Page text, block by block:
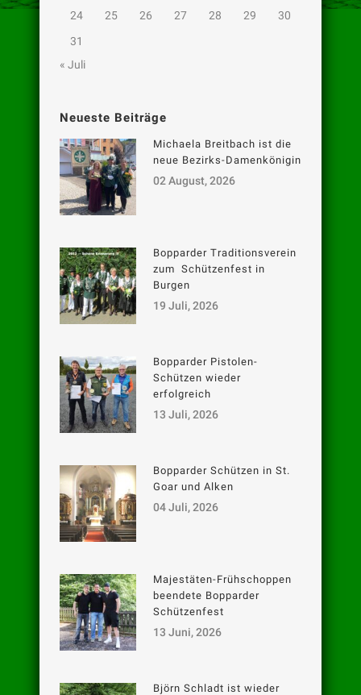
24
25 26 27 28 29
30
31
« Juli
Neueste Beiträge
Michaela Breitbach ist die
neue Bezirks-Damenkönigin
02 August, 2026
Bopparder Traditionsverein
zum Schützenfest in
Burgen
19 Juli, 2026
Bopparder Pistolen-
Schützen wieder
erfolgreich
13 Juli, 2026
Bopparder Schützen in St.
Goar und Alken
04 Juli, 2026
Majestäten-Frühschoppen
beendete Bopparder
Schützenfest
13 Juni, 2026
Björn Schladt ist wieder